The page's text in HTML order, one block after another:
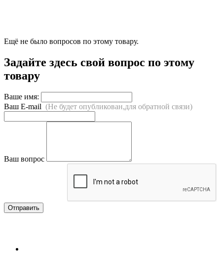
Ещё не было вопросов по этому товару.
Задайте здесь свой вопрос по этому
товару
Ваше имя:
Ваш E-mail (Не будет опубликован,для обратной связи)
Ваш вопрос
Отправить